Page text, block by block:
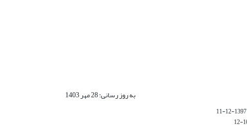
1397-12-11
به روز رسانی: 28 مهر 1403